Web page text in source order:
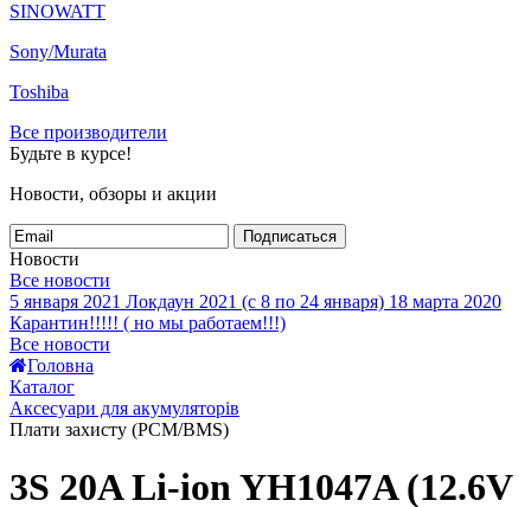
SINOWATT
Sony/Murata
Toshiba
Все производители
Будьте в курсе!
Новости, обзоры и акции
Подписаться
Новости
Все новости
5 января 2021 Локдаун 2021 (с 8 по 24 января) 18 марта 2020
Карантин!!!!! ( но мы работаем!!!)
Все новости
Головна
Каталог
Аксесуари для акумуляторів
Плати захисту (PCM/BMS)
3S 20A Li-ion YH1047A (12.6V